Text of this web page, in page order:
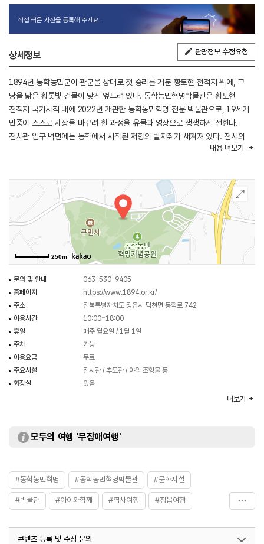
직접 찍은 사진을 등록해 주세요.
상세정보 관광정보 수정요청
1894년 동학농민군이 관군을 상대로 첫 승리를 거둔 황토현 전적지 위에, 그
땅을 닮은 황톳빛 건물이 낮게 엎드려 있다. 동학농민혁명박물관은 황토현
전적지 국가사적 내에 2022년 개관한 동학농민혁명 전문 박물관으로, 19세기
민중이 스스로 세상을 바꾸려 한 과정을 유물과 영상으로 생생하게 전한다.
전시관 입구 벽면에는 동학에서 시작된 저항의 발자취가 새겨져 있다. 전시의
핵심 유물 사발통문은 1893년 전봉준 등 20명이 사발을 엎어 이름을 둘레로
재현한 전시와 보국안민·인내천 정신을 담은 동학의 가르침도 만날 수 있다.
추모관에서는 이름 없이 쓰러져 간 이들의 흔적을 만나고, 야외 조형물
죽창결의를 통해 억압에 맞선 농민들의 의지를 느낄 수 있다. 인근 황토현
전적지·동학농민혁명기념관과 연계해 방문하기 좋다.
내용 더보기
250m
문의 및 안내
063-530-9405
홈페이지
https://www.1894.or.kr/
주소
전북특별자치도 정읍시 덕천면 동학로 742
이용시간
10:00~18:00
휴일
매주 월요일 / 1월 1일
주차
가능
이용요금
무료
주요시설
전시관 / 추모관 / 야외 조형물 등
화장실
있음
더보기
모두의 여행 '무장애여행'
#동학농민혁명 #동학농민혁명박물관 #문화시설
#박물관 #아이와함께 #역사여행 #정읍여행
콘텐츠 등록 및 수정 문의